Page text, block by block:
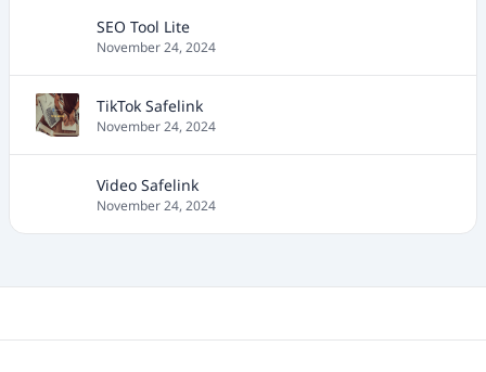
SEO Tool Lite
November 24, 2024
TikTok Safelink
November 24, 2024
Video Safelink
November 24, 2024